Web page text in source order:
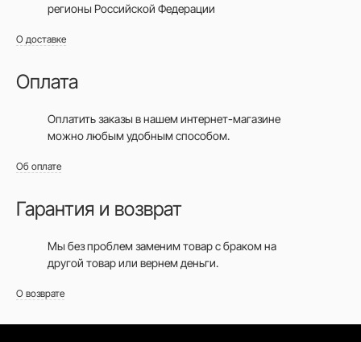
регионы Российской Федерации
О доставке
Оплата
Оплатить заказы в нашем интернет-магазине
можно любым удобным способом.
Об оплате
Гарантия и возврат
Мы без проблем заменим товар с браком на
другой товар или вернем деньги.
О возврате